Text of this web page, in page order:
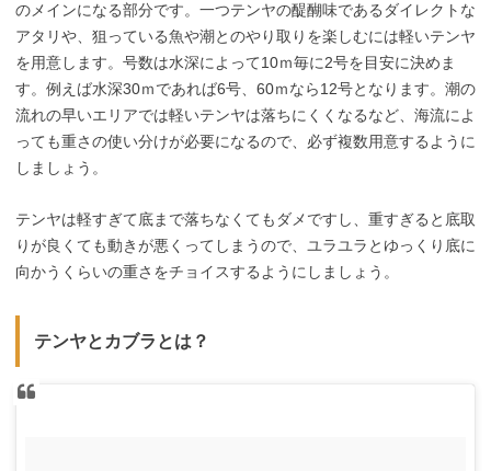
のメインになる部分です。一つテンヤの醍醐味であるダイレクトな
アタリや、狙っている魚や潮とのやり取りを楽しむには軽いテンヤ
を用意します。号数は水深によって10ｍ毎に2号を目安に決めま
す。例えば水深30ｍであれば6号、60ｍなら12号となります。潮の
流れの早いエリアでは軽いテンヤは落ちにくくなるなど、海流によ
っても重さの使い分けが必要になるので、必ず複数用意するように
しましょう。
テンヤは軽すぎて底まで落ちなくてもダメですし、重すぎると底取
りが良くても動きが悪くってしまうので、ユラユラとゆっくり底に
向かうくらいの重さをチョイスするようにしましょう。
テンヤとカブラとは？